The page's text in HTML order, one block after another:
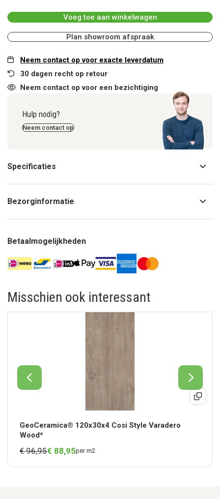
Voeg toe aan winkelwagen
Plan showroom afspraak
Neem contact op voor exacte leverdatum
30 dagen recht op retour
Neem contact op voor een bezichtiging
Hulp nodig?
Neem contact op
Specificaties
Bezorginformatie
Betaalmogelijkheden
Misschien ook interessant
GeoCeramica® 120x30x4 Cosi Style Varadero
Wood*
€ 96,95€ 88,95per m2